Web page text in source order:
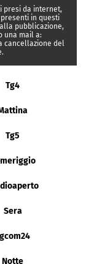
presi da internet,
in questi
pubblicazione,
una mail a:
cancellazione del
Tg4
Tg5
Sera
Notte